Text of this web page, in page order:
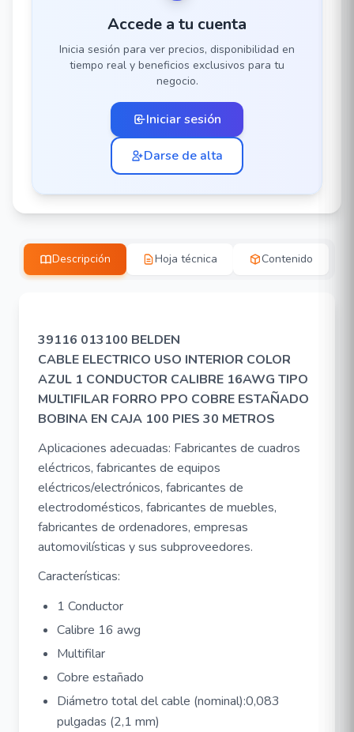
Accede a tu cuenta
Inicia sesión para ver precios, disponibilidad en
tiempo real y beneficios exclusivos para tu
negocio.
Iniciar sesión
Darse de alta
Descripción Hoja técnica Contenido
39116 013100 BELDEN
CABLE ELECTRICO USO INTERIOR COLOR
AZUL 1 CONDUCTOR CALIBRE 16AWG TIPO
MULTIFILAR FORRO PPO COBRE ESTAÑADO
BOBINA EN CAJA 100 PIES 30 METROS
Aplicaciones adecuadas: Fabricantes de cuadros
eléctricos, fabricantes de equipos
eléctricos/electrónicos, fabricantes de
electrodomésticos, fabricantes de muebles,
fabricantes de ordenadores, empresas
automovilísticas y sus subproveedores.
Características:
1 Conductor
Calibre 16 awg
Multifilar
Cobre estañado
Diámetro total del cable (nominal):0,083
pulgadas (2,1 mm)